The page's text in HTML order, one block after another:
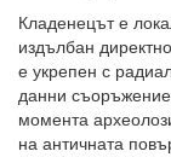
Кладенецът е
издълбан
е укрепен с
данни
момента
на античната